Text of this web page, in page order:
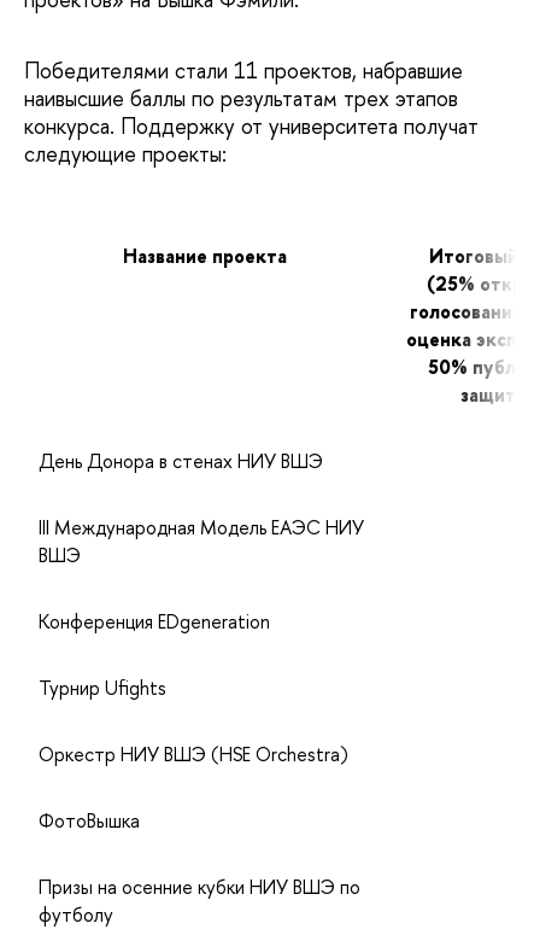
Победителями стали 11 проектов, набравшие
наивысшие баллы по результатам трех этапов
конкурса. Поддержку от университета получат
следующие проекты:
Название проекта
Итоговый
(25%
голосование
оценка
50%
защита)
День Донора в стенах НИУ ВШЭ
III Международная Модель ЕАЭС НИУ
ВШЭ
Конференция EDgeneration
Турнир Ufights
Оркестр НИУ ВШЭ (HSE Orchestra)
ФотоВышка
Призы на осенние кубки НИУ ВШЭ по
футболу